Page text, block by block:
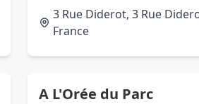
3 Rue Diderot, 3 Rue
France
A L'Orée du Parc